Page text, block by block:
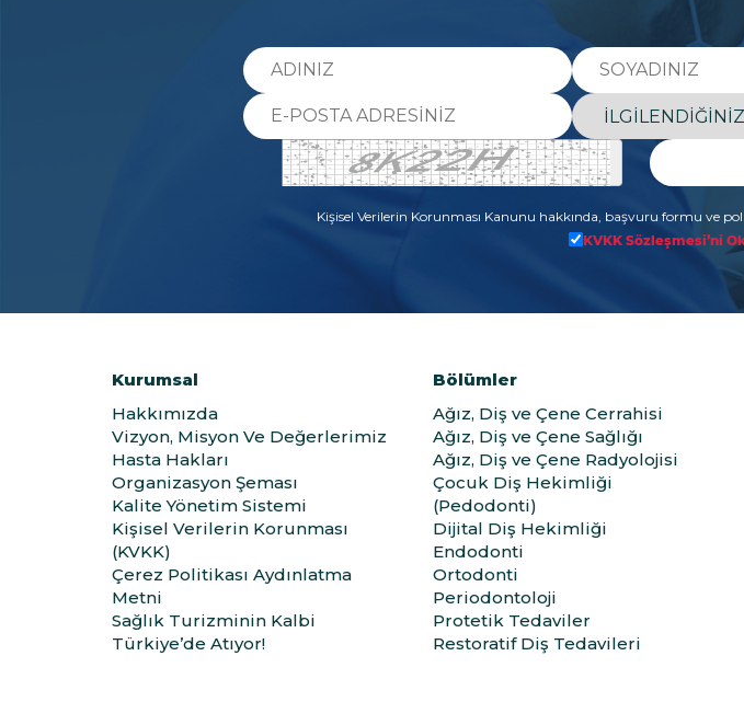
Kişisel Verilerin Korunması Kanunu hakkında, başvuru formu ve
KVKK Sözleşmesi’ni
Kurumsal
Hakkımızda
Vizyon, Misyon Ve Değerlerimiz
Hasta Hakları
Organizasyon Şeması
Kalite Yönetim Sistemi
Kişisel Verilerin Korunması
(KVKK)
Çerez Politikası Aydınlatma
Metni
Sağlık Turizminin Kalbi
Türkiye’de Atıyor!
Bölümler
Ağız, Diş ve Çene Cerrahisi
Ağız, Diş ve Çene Sağlığı
Ağız, Diş ve Çene Radyolojisi
Çocuk Diş Hekimliği
(Pedodonti)
Dijital Diş Hekimliği
Endodonti
Ortodonti
Periodontoloji
Protetik Tedaviler
Restoratif Diş Tedavileri